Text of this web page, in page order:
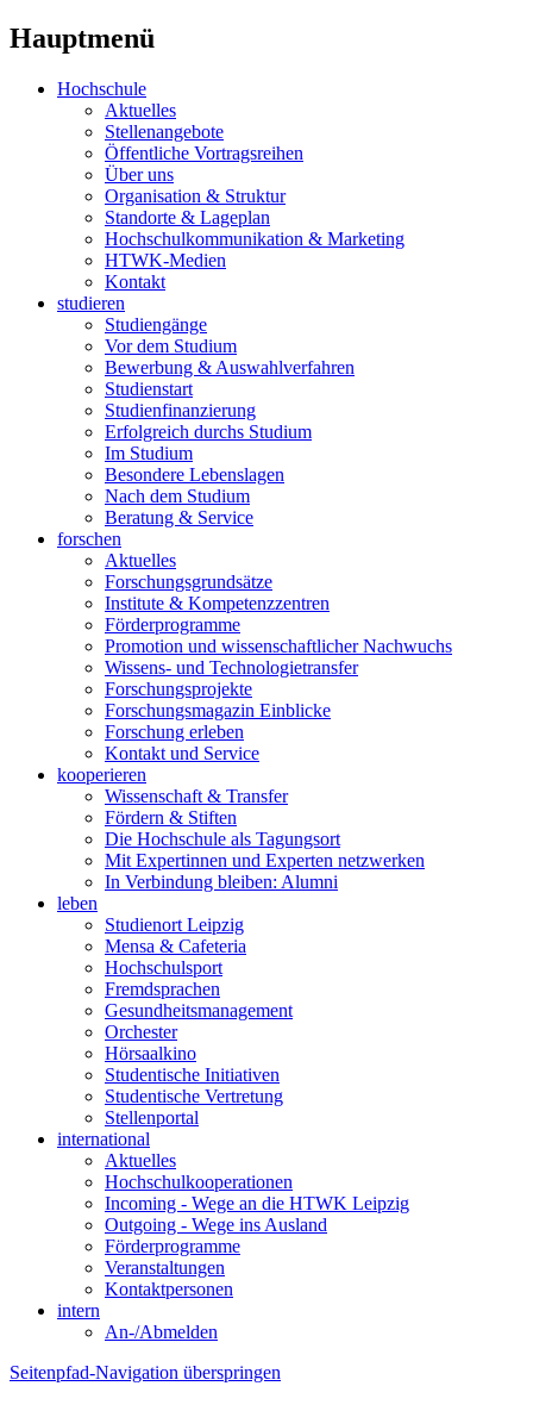
Hauptmenü
Hochschule
Aktuelles
Stellenangebote
Öffentliche Vortragsreihen
Über uns
Organisation & Struktur
Standorte & Lageplan
Hochschulkommunikation & Marketing
HTWK-Medien
Kontakt
studieren
Studiengänge
Vor dem Studium
Bewerbung & Auswahlverfahren
Studienstart
Studienfinanzierung
Erfolgreich durchs Studium
Im Studium
Besondere Lebenslagen
Nach dem Studium
Beratung & Service
forschen
Aktuelles
Forschungsgrundsätze
Institute & Kompetenzzentren
Förderprogramme
Promotion und wissenschaftlicher Nachwuchs
Wissens- und Technologietransfer
Forschungsprojekte
Forschungsmagazin Einblicke
Forschung erleben
Kontakt und Service
kooperieren
Wissenschaft & Transfer
Fördern & Stiften
Die Hochschule als Tagungsort
Mit Expertinnen und Experten netzwerken
In Verbindung bleiben: Alumni
leben
Studienort Leipzig
Mensa & Cafeteria
Hochschulsport
Fremdsprachen
Gesundheitsmanagement
Orchester
Hörsaalkino
Studentische Initiativen
Studentische Vertretung
Stellenportal
international
Aktuelles
Hochschulkooperationen
Incoming - Wege an die HTWK Leipzig
Outgoing - Wege ins Ausland
Förderprogramme
Veranstaltungen
Kontaktpersonen
intern
An-/Abmelden
Seitenpfad-Navigation überspringen